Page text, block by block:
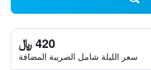
420 ﷼
سعر الليلة شامل الصريبة المضافة